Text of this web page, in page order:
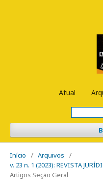
Atual
Início / Arquivos
/
v. 23 n. 1 (2023): REVISTA
Artigos Seção Geral